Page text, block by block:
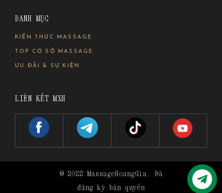
DANH MỤC
KIẾN THỨC MASSAGE
TOP CƠ SỞ MASSAGE
ƯU ĐÃI & SỰ KIỆN
LIÊN KẾT MXH
© 2022 MassageHoangGia , Đã
đăng ký bản quyền
Liên Hệ